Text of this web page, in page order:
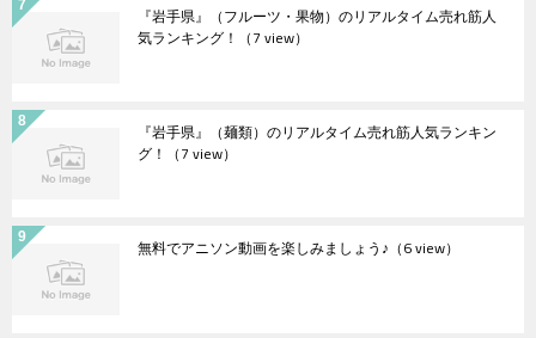
『岩手県』（フルーツ・果物）のリアルタイム売れ筋人
気ランキング！ （7 view）
『岩手県』（麺類）のリアルタイム売れ筋人気ランキン
グ！ （7 view）
無料でアニソン動画を楽しみましょう♪ （6 view）